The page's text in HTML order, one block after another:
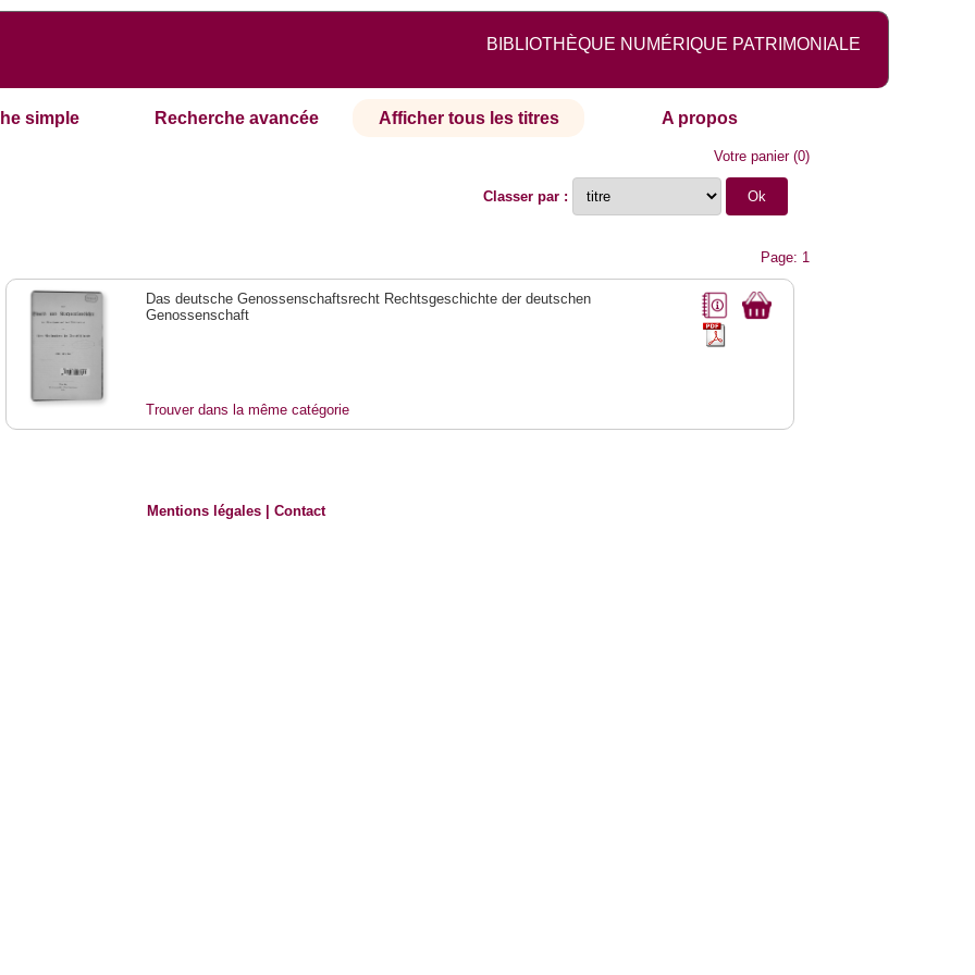
BIBLIOTHÈQUE NUMÉRIQUE PATRIMONIALE
simple Recherche avancée Afficher tous les titres A propos
Votre panier(0)
Classer par :
Page: 1
Das deutsche Genossenschaftsrecht Rechtsgeschichte der deutschen
Genossenschaft
Trouver dans la même catégorie
Mentions légales |Contact